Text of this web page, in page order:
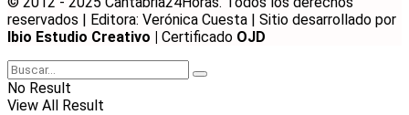
reservados | Editora: Verónica Cuesta | Sitio desarrollado por
Ibio Estudio Creativo | Certificado OJD
No Result
View All Result